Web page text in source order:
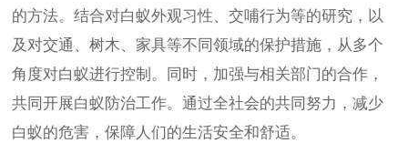
的方法。结合对白蚁外观习性、交哺行为等的研究，以
及对交通、树木、家具等不同领域的保护措施，从多个
角度对白蚁进行控制。同时，加强与相关部门的合作，
共同开展白蚁防治工作。通过全社会的共同努力，减少
白蚁的危害，保障人们的生活安全和舒适。